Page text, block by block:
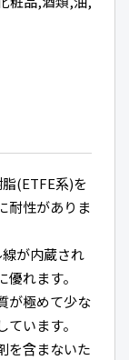
(ETFE系)を
耐性がありま
が内蔵され
れます。
が極めて少な
います。
を含まないた